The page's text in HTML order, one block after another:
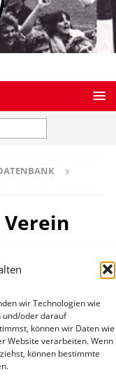
wir Technologien wie
und/oder darauf
können wir Daten wie
Website verarbeiten. Wenn
können bestimmte
Verein
/ 8:2 Tore
Wettbewerb
Testspiel